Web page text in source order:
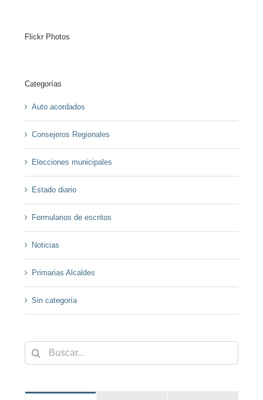
Flickr Photos
Categorías
Auto acordados
Consejeros Regionales
Elecciones municipales
Estado diario
Formularios de escritos
Noticias
Primarias Alcaldes
Sin categoría
Buscar: